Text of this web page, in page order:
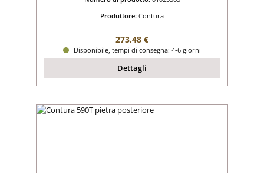
Produttore: Contura
Prezzo normale:
273,48 €
Disponibile, tempi di consegna: 4-6 giorni
Dettagli